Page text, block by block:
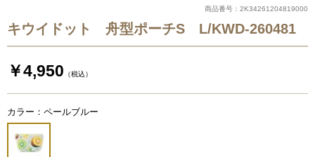
商品番号：2K34261204819000
キウイドット 舟型ポーチS L/KWD-260481
￥4,950 （税込）
カラー：ペールブルー